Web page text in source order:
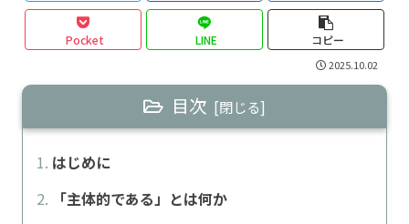
Pocket LINE コピー
2025.10.02
目次
はじめに
「主体的である」とは何か